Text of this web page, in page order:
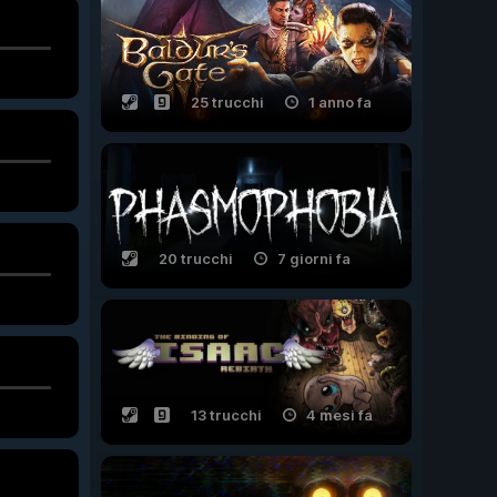
25 trucchi 1 anno fa
20 trucchi 7 giorni fa
13 trucchi 4 mesi fa